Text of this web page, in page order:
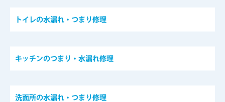
トイレの水漏れ・つまり修理
キッチンのつまり・水漏れ修理
洗面所の水漏れ・つまり修理